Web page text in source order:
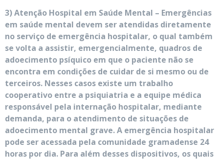
3) Atenção Hospital em Saúde Mental – Emergências
em saúde mental devem ser atendidas diretamente
no serviço de emergência hospitalar, o qual também
se volta a assistir, emergencialmente, quadros de
adoecimento psíquico em que o paciente não se
encontra em condições de cuidar de si mesmo ou de
terceiros. Nesses casos existe um trabalho
cooperativo entre a psiquiatria e a equipe médica
responsável pela internação hospitalar, mediante
demanda, para o atendimento de situações de
adoecimento mental grave. A emergência hospitalar
pode ser acessada pela comunidade gramadense 24
horas por dia. Para além desses dispositivos, os quais